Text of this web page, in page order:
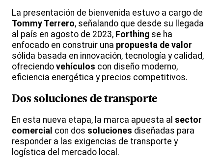
La presentación de bienvenida estuvo a cargo de
Tommy Terrero, señalando que desde su llegada
al país en agosto de 2023, Forthing se ha
enfocado en construir una propuesta de valor
sólida basada en innovación, tecnología y calidad,
ofreciendo vehículos con diseño moderno,
eficiencia energética y precios competitivos.
Dos soluciones de transporte
En esta nueva etapa, la marca apuesta al sector
comercial con dos soluciones diseñadas para
responder a las exigencias de transporte y
logística del mercado local.